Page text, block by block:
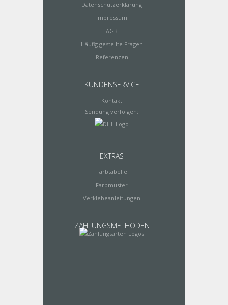
Datenschutzerklärung
Impressum
AGB
Häufig gestellte Fragen
Referenzen
KUNDENSERVICE
Kontakt
Sendung verfolgen:
EXTRAS
Farbtabelle
Farbmuster
Verklebeanleitungen
ZAHLUNGSMETHODEN